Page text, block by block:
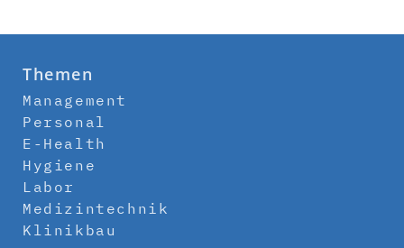
Themen
Management
Personal
E-Health
Hygiene
Labor
Medizintechnik
Klinikbau